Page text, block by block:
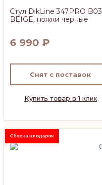
Стул DikLine 347PRO B03
BEIGE, ножки черные
6 990 ₽
Снят с поставок
Купить товар в 1 клик
Сборка в подарок